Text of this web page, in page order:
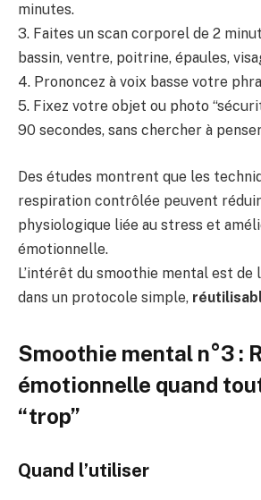
minutes.
3. Faites un scan corporel de 2
bassin, ventre, poitrine, épaules,
4. Prononcez à voix basse votre
5. Fixez votre objet ou photo
90 secondes, sans chercher à
Des études montrent que les
respiration contrôlée peuvent
physiologique liée au stress et
émotionnelle.
L’intérêt du smoothie mental est de
dans un protocole simple,
Smoothie mental n°3 :
émotionnelle quand
“trop”
Quand l’utiliser